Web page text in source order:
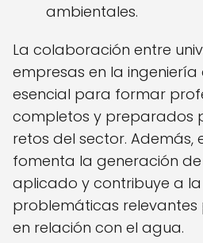
ambientales.
La colaboración entre
empresas en la
esencial para formar
completos y preparados
retos del sector.
fomenta la generación
aplicado y contribuye a
problemáticas
en relación con el agua.